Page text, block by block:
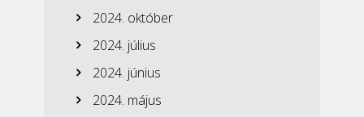
2024. október
2024. július
2024. június
2024. május